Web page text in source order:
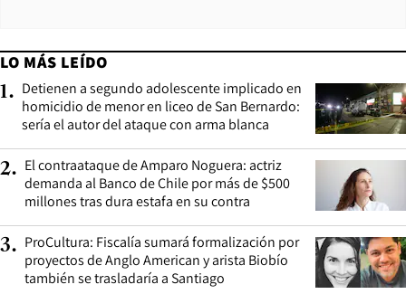
LO MÁS LEÍDO
1. Detienen a segundo adolescente implicado en
homicidio de menor en liceo de San Bernardo:
sería el autor del ataque con arma blanca
2. El contraataque de Amparo Noguera: actriz
demanda al Banco de Chile por más de $500
millones tras dura estafa en su contra
3. ProCultura: Fiscalía sumará formalización por
proyectos de Anglo American y arista Biobío
también se trasladaría a Santiago